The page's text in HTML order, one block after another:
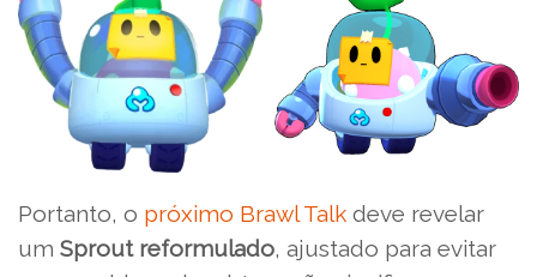
Portanto, o próximo Brawl Talk deve revelar
um Sprout reformulado, ajustado para evitar